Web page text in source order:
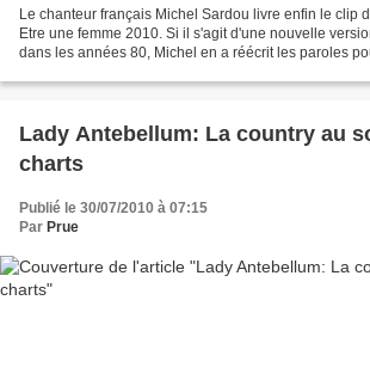
Le chanteur français Michel Sardou livre enfin le clip
Etre une femme 2010. Si il s'agit d'une nouvelle
dans les années 80, Michel en a réécrit les paroles
Lady Antebellum: La country au
charts
Publié le 30/07/2010 à 07:15
Par Prue